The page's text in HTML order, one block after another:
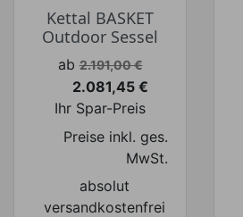
Kettal BASKET
Outdoor Sessel
Verkaufspreis
ab 2.191,00 €
Preis
2.081,45 €
Ihr Spar-Preis
Preise inkl. ges.
MwSt.
absolut
versandkostenfrei